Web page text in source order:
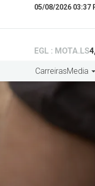
05/08/2026 03:37
EGL : MOTA.LS
CarreirasMedia